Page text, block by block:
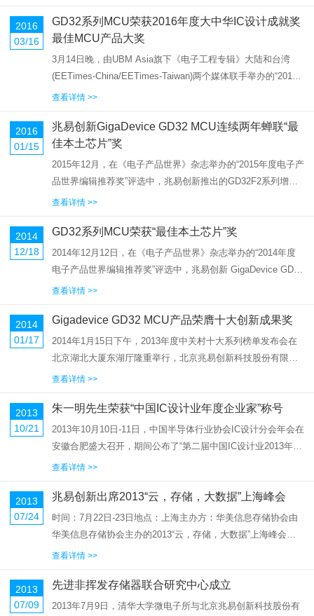
2016
03/16
GD32系列MCU荣获2016年度大中华IC设计成就奖
最佳MCU产品大奖
3月14日晚，由UBM Asia旗下《电子工程专辑》大陆和台湾
(EETimes-China/EETimes-Taiwan)两个媒体联手举办的“2016
年度大中华IC设计成就奖”颁奖典礼在上海国丰酒店隆重举行。
查看详情 >>
2016
01/15
兆易创新GigaDevice GD32 MCU连续两年蝉联“最
佳本土芯片”奖
2015年12月，在《电子产品世界》杂志举办的“2015年度电子产
品世界编辑推荐奖”评选中，兆易创新推出的GD32F2系列增强
型ARM Cortex-M3内核32位通用MCU凭借优异的性能及卓越的
查看详情 >>
2014
12/18
GD32系列MCU荣获“最佳本土芯片”奖
2014年12月12日，在《电子产品世界》杂志举办的“2014年度
电子产品世界编辑推荐奖”评选中，兆易创新 GigaDevice GD32
系列Cortex-M3内核微控制器系列产品获得“最佳本土芯片”大
查看详情 >>
2014
01/17
Gigadevice GD32 MCU产品荣膺十大创新成果奖
2014年1月15日下午，2013年度中关村十大系列榜单发布会在
北京湖北大厦东湖厅隆重举行，北京兆易创新科技股份有限公
司参选的GD32 MCU 产品荣膺十大创新成果奖。GD32 MCU是
查看详情 >>
2013
10/21
朱一明先生荣获“中国IC设计业年度企业家”称号
2013年10月10日-11日，中国半导体行业协会IC设计分会年会在
安徽合肥盛大召开，期间公布了“第二届中国IC设计业2013年度
企业和年度企业家评选”活动的获奖名单，并隆重举行了颁奖典
查看详情 >>
2013
07/24
兆易创新出席2013“云，存储，大数据”上海峰会
时间：7月22日-23日地点：上海主办方：华美信息存储协会由
华美信息存储协会主办的2013“云，存储，大数据”上海峰会如
期举行，数据存储产业中各领域的顶尖人物汇聚一堂，兆易创
席了此次峰会...
查看详情 >>
2013
07/09
先进非挥发存储器联合研究中心成立
2013年7月9日，清华大学微电子所与北京兆易创新科技股份有